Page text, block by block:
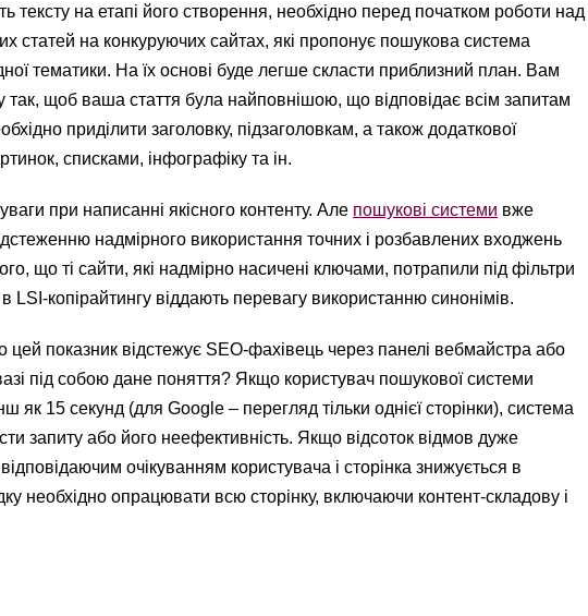
тексту на етапі його створення, необхідно перед початком роботи над
статей на конкуруючих сайтах, які пропонує пошукова система
тематики. На їх основі буде легше скласти приблизний план. Вам
так, щоб ваша стаття була найповнішою, що відповідає всім запитам
приділити заголовку, підзаголовкам, а також додаткової
списками, інфографіку та ін.
при написанні якісного контенту. Але пошукові системи вже
надмірного використання точних і розбавлених входжень
що ті сайти, які надмірно насичені ключами, потрапили під фільтри
копірайтингу віддають перевагу використанню синонімів.
цей показник відстежує SEO-фахівець через панелі вебмайстра або
під собою дане поняття? Якщо користувач пошукової системи
як 15 секунд (для Google – перегляд тільки однієї сторінки), система
запиту або його неефективність. Якщо відсоток відмов дуже
очікуванням користувача і сторінка знижується в
необхідно опрацювати всю сторінку, включаючи контент-складову і